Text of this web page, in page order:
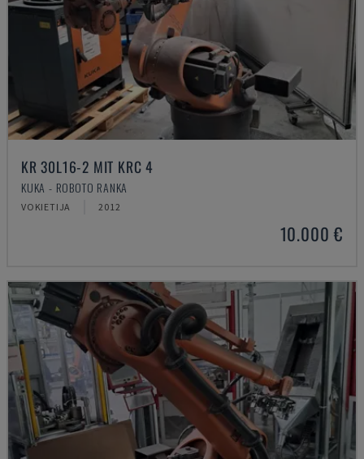
KR 30L16-2 MIT KRC 4
KUKA - ROBOTO RANKA
VOKIETIJA 2012
10.000 €